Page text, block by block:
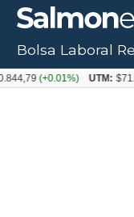
Bolsa Laboral
(+0.01%) UTM: $71.649